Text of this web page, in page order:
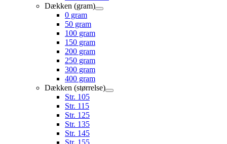
Dækken (gram)
0 gram
50 gram
100 gram
150 gram
200 gram
250 gram
300 gram
400 gram
Dækken (størrelse)
Str. 105
Str. 115
Str. 125
Str. 135
Str. 145
Str. 155